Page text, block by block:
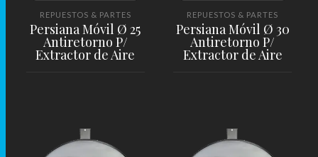
REPUESTOS & PARTES
Persiana Móvil Ø 25
Antiretorno P/
Extractor de Aire
REPUESTOS & PARTES
Persiana Móvil Ø 30
Antiretorno P/
Extractor de Aire